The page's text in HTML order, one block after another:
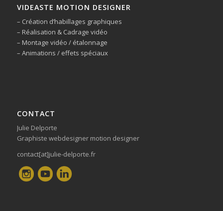
VIDEASTE MOTION DESIGNER
– Création d’habillages graphiques
– Réalisation & Cadrage vidéo
– Montage vidéo / étalonnage
– Animations / effets spéciaux
CONTACT
Julie Delporte
Graphiste webdesigner motion designer
contact[at]julie-delporte.fr